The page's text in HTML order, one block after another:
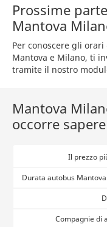
Prossime
Mantova
Per conoscere gli
Mantova e Milano, ti
tramite il nostro
Mantova
occorre
Il prezzo
Durata autobus
Compagnie di